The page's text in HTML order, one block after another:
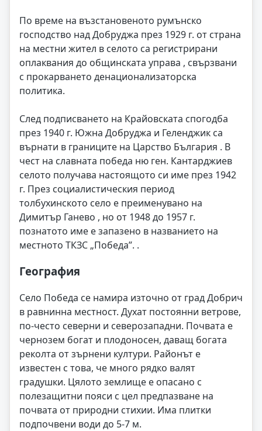
По време на възстановеното румънско
господство над Добруджа през 1929 г. от страна
на местни жител в селото са регистрирани
оплаквания до общинската управа , свързвани
с прокарването денационализаторска
политика.
След подписването на Крайовската спогодба
през 1940 г. Южна Добруджа и Геленджик са
върнати в границите на Царство България . В
чест на славната победа ню ген. Кантарджиев
селото получава настоящото си име през 1942
г. През социалистическия период
толбухинското село е преименувано на
Димитър Ганево , но от 1948 до 1957 г.
познатото име е запазено в названието на
местното ТКЗС „Победа”. .
География
Село Победа се намира източно от град Добрич
в равнинна местност. Духат постоянни ветрове,
по-често северни и северозападни. Почвата е
чернозем богат и плодоносен, даващ богата
реколта от зърнени култури. Районът е
известен с това, че много рядко валят
градушки. Цялото землище е опасано с
полезащитни пояси с цел предпазване на
почвата от природни стихии. Има плитки
подпочвени води до 5-7 м.